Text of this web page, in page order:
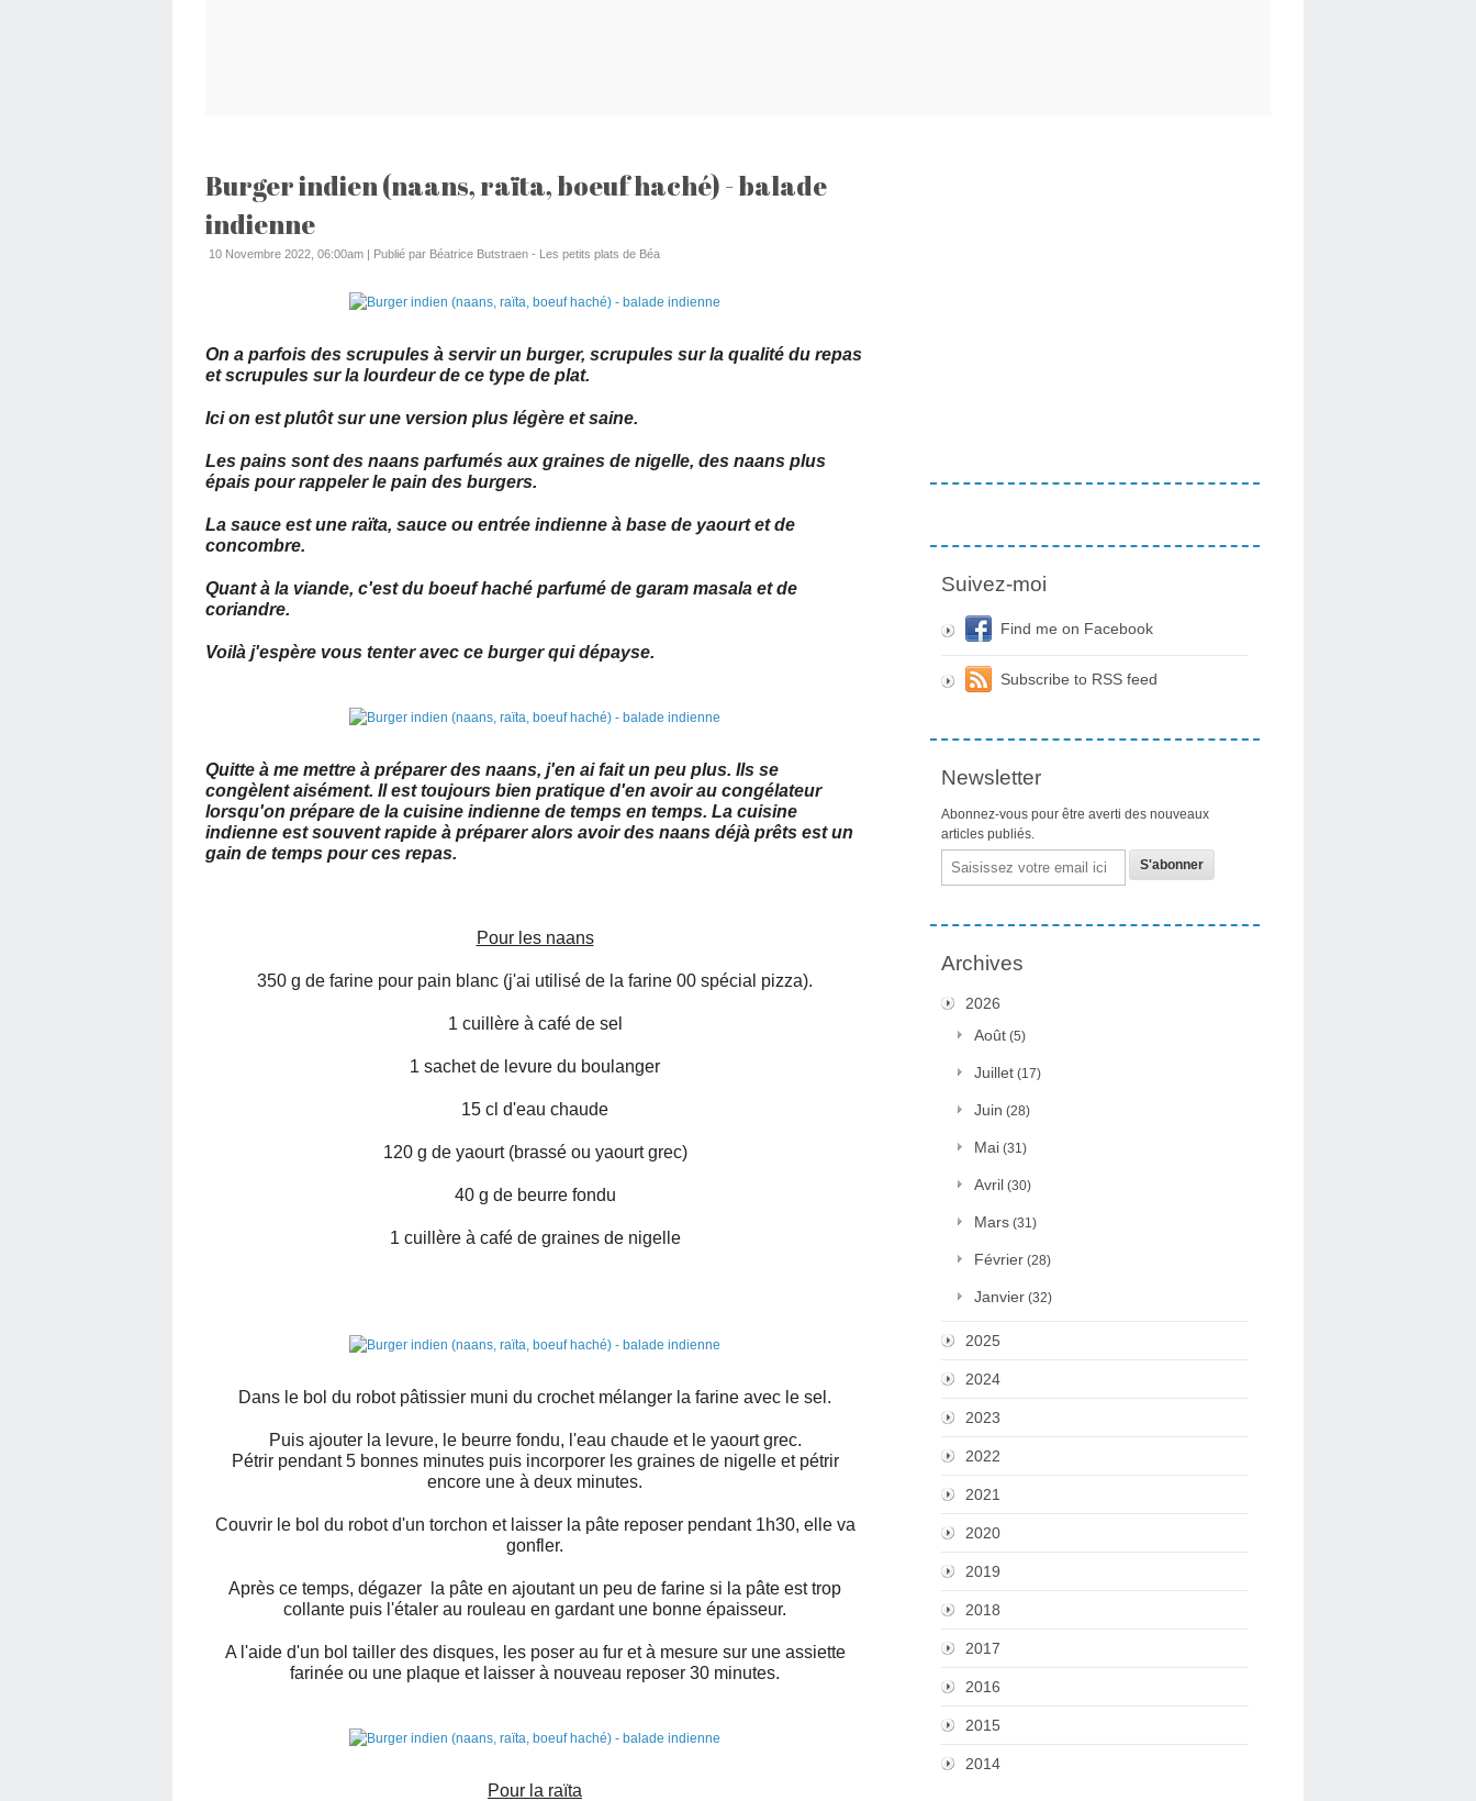
Burger indien (naans, raïta, boeuf haché) - balade
indienne
10 Novembre 2022, 06:00am | Publié par Béatrice Butstraen - Les petits plats de Béa
On a parfois des scrupules à servir un burger, scrupules sur la qualité du repas
et scrupules sur la lourdeur de ce type de plat.
Ici on est plutôt sur une version plus légère et saine.
Les pains sont des naans parfumés aux graines de nigelle, des naans plus
épais pour rappeler le pain des burgers.
La sauce est une raïta, sauce ou entrée indienne à base de yaourt et de
concombre.
Quant à la viande, c'est du boeuf haché parfumé de garam masala et de
coriandre.
Voilà j'espère vous tenter avec ce burger qui dépayse.
Quitte à me mettre à préparer des naans, j'en ai fait un peu plus. Ils se
congèlent aisément. Il est toujours bien pratique d'en avoir au congélateur
lorsqu'on prépare de la cuisine indienne de temps en temps. La cuisine
indienne est souvent rapide à préparer alors avoir des naans déjà prêts est un
gain de temps pour ces repas.
Pour les naans
350 g de farine pour pain blanc (j'ai utilisé de la farine 00 spécial pizza).
1 cuillère à café de sel
1 sachet de levure du boulanger
15 cl d'eau chaude
120 g de yaourt (brassé ou yaourt grec)
40 g de beurre fondu
1 cuillère à café de graines de nigelle
Dans le bol du robot pâtissier muni du crochet mélanger la farine avec le sel.
Puis ajouter la levure, le beurre fondu, l'eau chaude et le yaourt grec.
Pétrir pendant 5 bonnes minutes puis incorporer les graines de nigelle et pétrir
encore une à deux minutes.
Couvrir le bol du robot d'un torchon et laisser la pâte reposer pendant 1h30, elle va
gonfler.
Après ce temps, dégazer la pâte en ajoutant un peu de farine si la pâte est trop
collante puis l'étaler au rouleau en gardant une bonne épaisseur.
A l'aide d'un bol tailler des disques, les poser au fur et à mesure sur une assiette
farinée ou une plaque et laisser à nouveau reposer 30 minutes.
Pour la raïta
Suivez-moi
Find me on Facebook
Subscribe to RSS feed
Newsletter
Abonnez-vous pour être averti des nouveaux
articles publiés.
Email
Archives
2026
Août (5)
Juillet (17)
Juin (28)
Mai (31)
Avril (30)
Mars (31)
Février (28)
Janvier (32)
2025
2024
2023
2022
2021
2020
2019
2018
2017
2016
2015
2014